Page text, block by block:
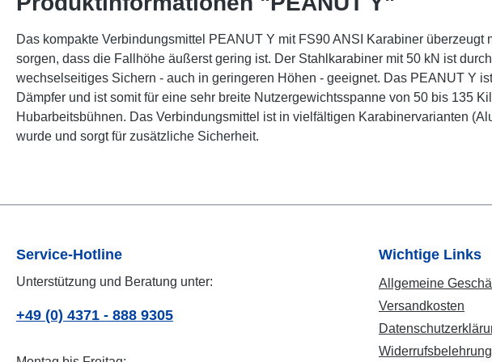
Das kompakte Verbindungsmittel PEANUT Y mit FS90 ANSI Karabiner
sorgen, dass die Fallhöhe äußerst gering ist. Der Stahlkarabiner mit 50 kN ist
wechselseitiges Sichern - auch in geringeren Höhen - geeignet. Das PEANUT Y
Dämpfer und ist somit für eine sehr breite Nutzergewichtsspanne von 50 bis 135
Hubarbeitsbühnen. Das Verbindungsmittel ist in vielfältigen Karabinervarianten
wurde und sorgt für zusätzliche Sicherheit.
Service-Hotline
Unterstützung und Beratung unter:
+49 (0) 4371 - 888 9305
Wichtige Links
Allgemeine
Versandkosten
Widerrufsbelehrung